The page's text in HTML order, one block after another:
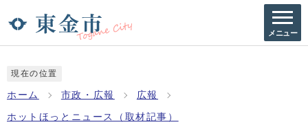
メニュー
現在の位置
ホーム 市政・広報 広報
ホットほっとニュース（取材記事）